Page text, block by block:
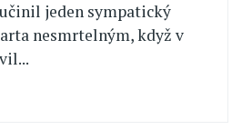
jeden sympatický
nesmrtelným, když v